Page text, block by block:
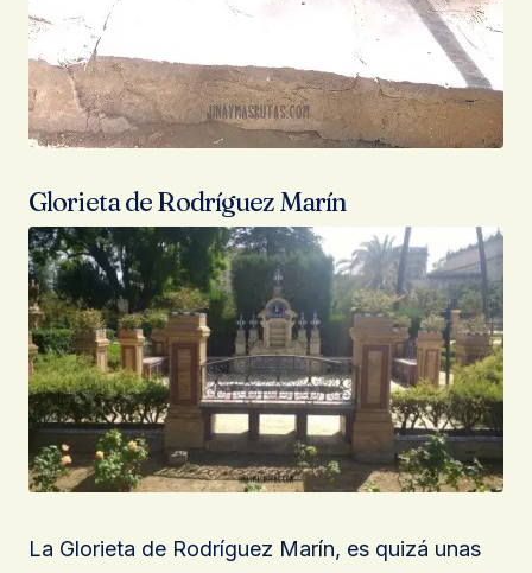
Glorieta de Rodríguez Marín
La Glorieta de Rodríguez Marín, es quizá unas